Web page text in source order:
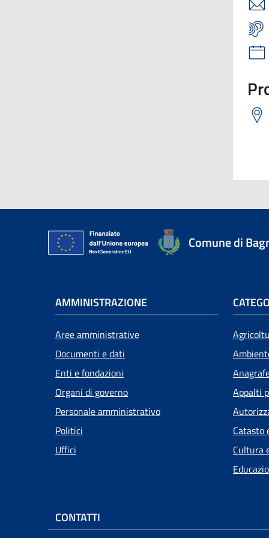
Comune di
AMMINISTRAZIONE
Aree amministrative
Documenti e dati
Enti e fondazioni
Organi di governo
Personale amministrativo
Politici
Uffici
Appalti
Catasto
Cultura
CONTATTI